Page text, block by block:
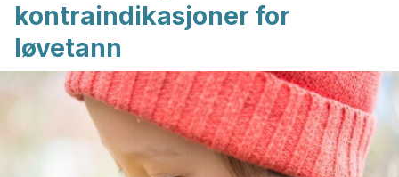
kontraindikasjoner for
løvetann